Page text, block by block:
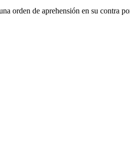
orden de aprehensión en su contra